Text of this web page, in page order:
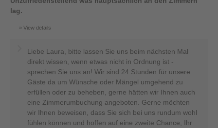
lag.
View details
Liebe Laura, bitte lassen Sie uns beim nächsten Mal
direkt wissen, wenn etwas nicht in Ordnung ist -
sprechen Sie uns an! Wir sind 24 Stunden für unsere
Gäste da um Wünsche oder Mängel umgehend zu
erfüllen oder zu beheben, gerne hätten wir Ihnen auch
eine Zimmerumbuchung angeboten. Gerne möchten
wir Ihnen beweisen, dass Sie sich bei uns rundum wohl
fühlen können und hoffen auf eine zweite Chance, Ihr